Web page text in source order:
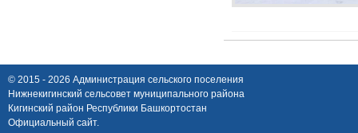
© 2015 - 2026 Администрация сельского поселения
Нижнекигинский сельсовет муниципального района
Кигинский район Республики Башкортостан
Официальный сайт.